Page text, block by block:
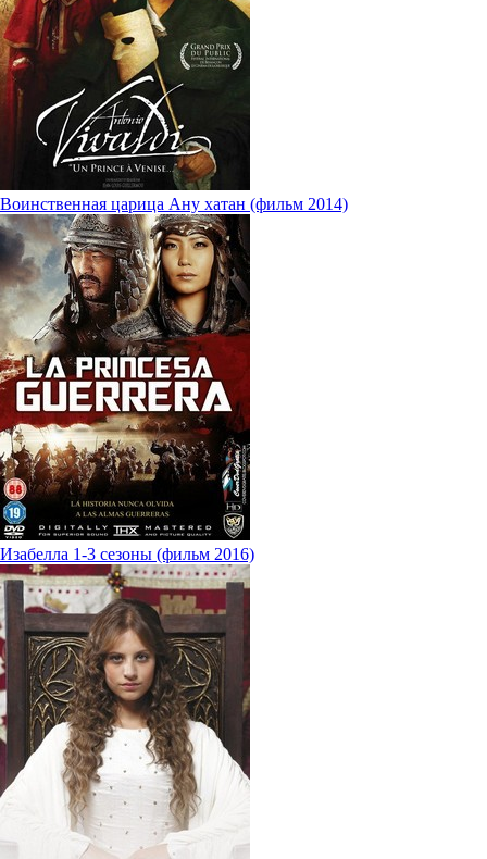
Воинственная царица Ану хатан (фильм 2014)
Изабелла 1-3 сезоны (фильм 2016)